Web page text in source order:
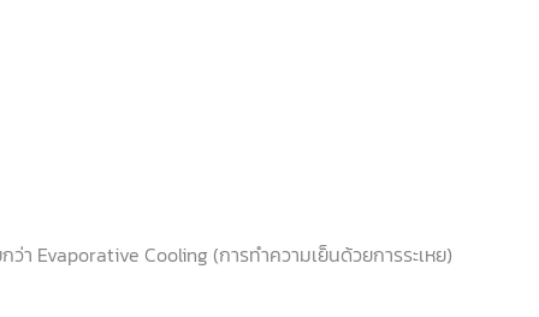
า Evaporative Cooling (การทำความเย็นด้วยการระเหย)